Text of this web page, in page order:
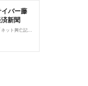
バー藤
新聞
2019年末まで日経電子版で連載した「ネット興亡記」が、動画配信サービス「パラビ（Paravi）」でドラマ化された。日経電子版でも起業家たちの「独白」を全5回、毎週金曜日に公開する。第1回はサイバーエージェント社長の藤田晋氏。26歳で上場した直後に訪れた危機を語る。起業家を目指すきっかけは少年時代に感じた、ちょっとした違和感だった。福井県鯖江市の出身。父が働くカネボウの社員住宅での生活に、言い